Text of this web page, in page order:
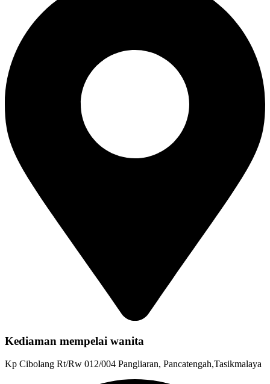
Kediaman mempelai wanita
Kp Cibolang Rt/Rw 012/004 Pangliaran, Pancatengah,Tasikmalaya